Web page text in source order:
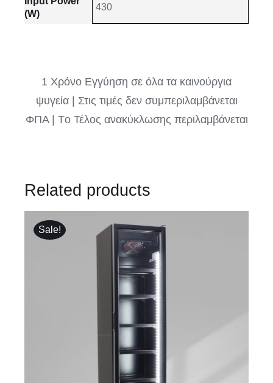
(W)
430
1 Χρόνο Εγγύηση σε όλα τα καινούργια
ψυγεία | Στις τιμές δεν συμπεριλαμβάνεται
ΦΠΑ | Tο Τέλος ανακύκλωσης περιλαμβάνεται
Related products
Sale!
ΛΕΠΤΟΜΈΡΕΙΕΣ